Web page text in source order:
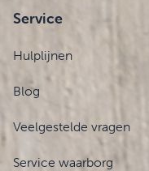
Service
Hulplijnen
Blog
Veelgestelde vragen
Service waarborg